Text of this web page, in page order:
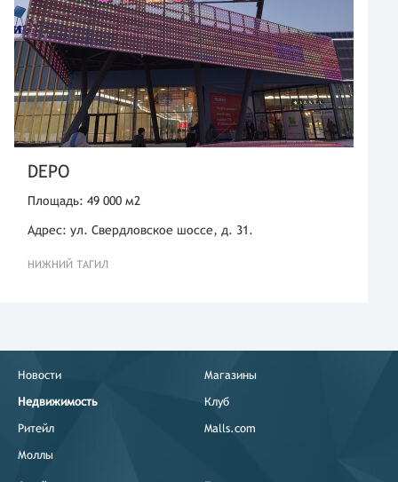
DEPO
Площадь: 49 000 м2
Адрес: ул. Свердловское шоссе, д. 31.
НИЖНИЙ ТАГИЛ
Новости
Недвижимость
Ритейл
Моллы
Магазины
Клуб
Malls.com